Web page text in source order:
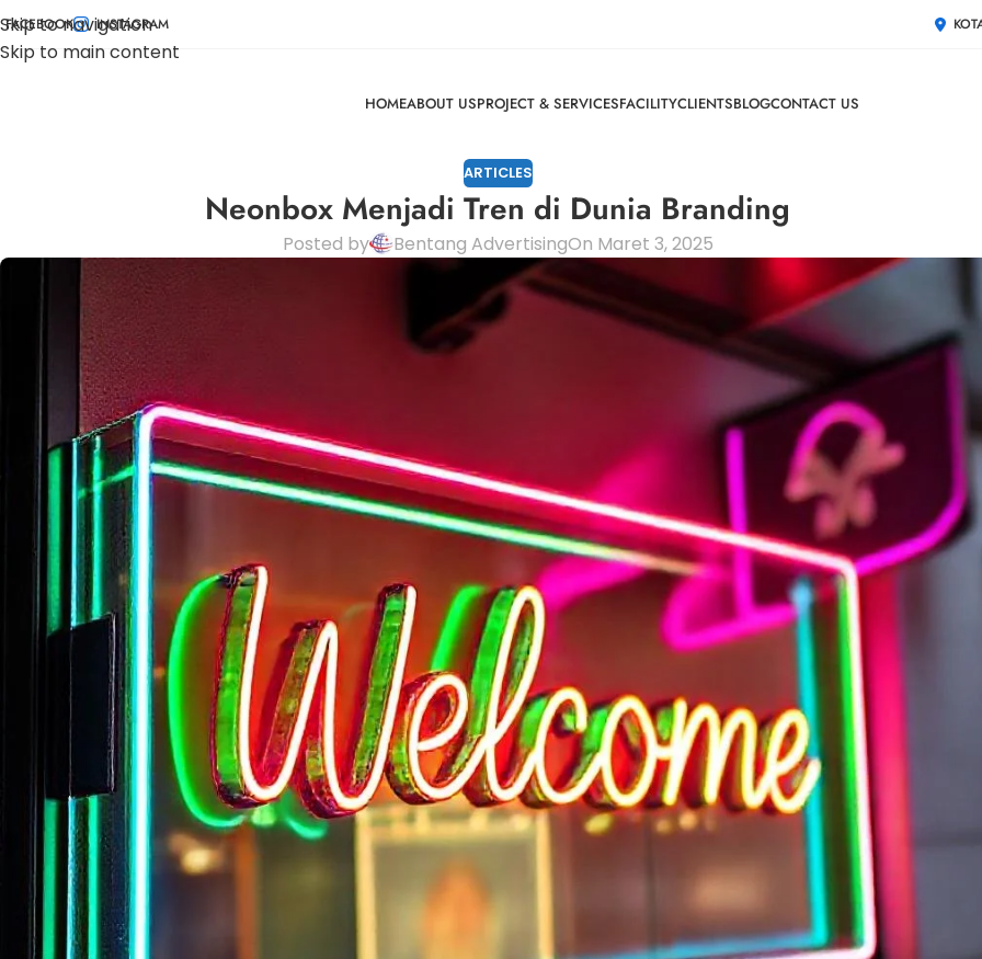
Skip to navigation
Skip to main content
FACEBOOK INSTAGRAM
HOMEABOUT USPROJECT & SERVICESFACILITYCLIENTSBLOGCONTACT US
ARTICLES
Neonbox Menjadi Tren di Dunia Branding
Posted by Bentang AdvertisingOn Maret 3, 2025